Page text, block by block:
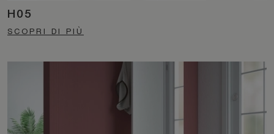
H05
SCOPRI DI PIÙ